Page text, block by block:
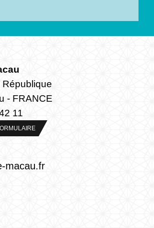
- FRANCE
11
macau.fr